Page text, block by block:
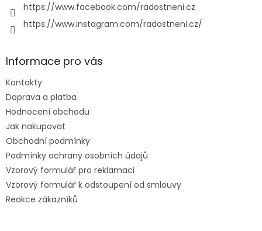
https://www.facebook.com/radostneni.cz
https://www.instagram.com/radostneni.cz/
Informace pro vás
Kontakty
Doprava a platba
Hodnocení obchodu
Jak nakupovat
Obchodní podmínky
Podmínky ochrany osobních údajů
Vzorový formulář pro reklamaci
Vzorový formulář k odstoupení od smlouvy
Reakce zákazníků